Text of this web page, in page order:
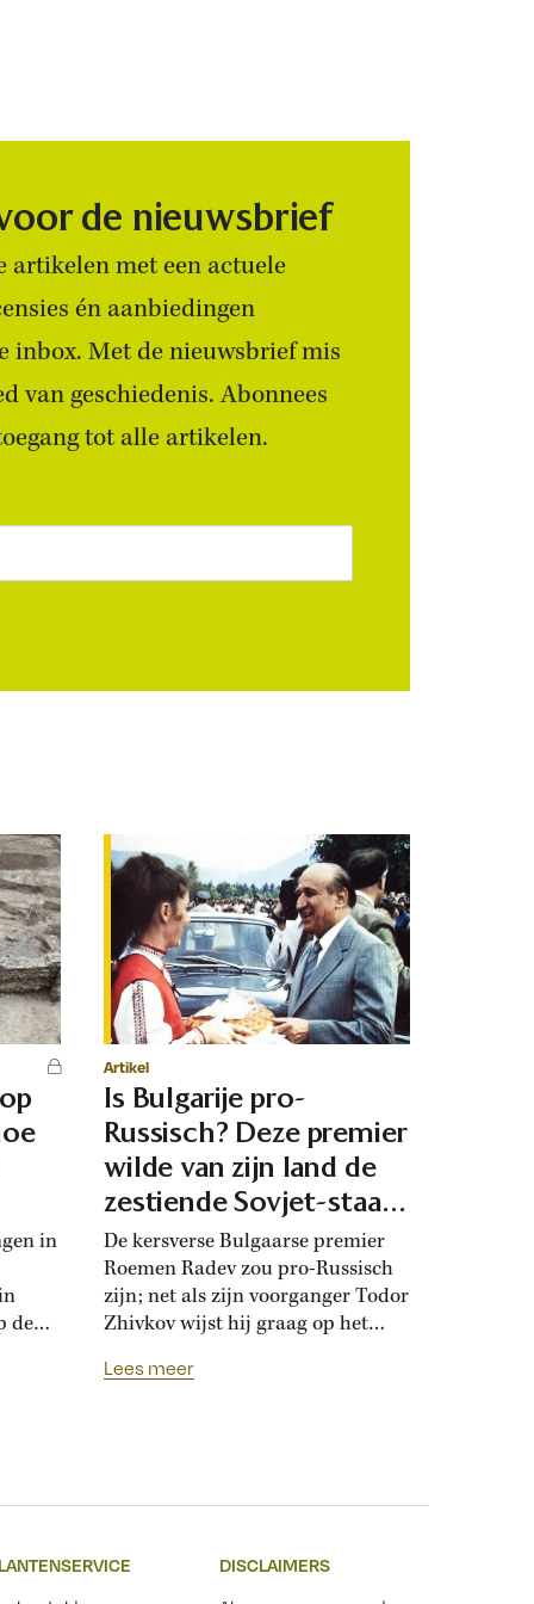
de nieuwsbrief
artikelen met een actuele
én aanbiedingen
inbox. Met de nieuwsbrief mis
van geschiedenis. Abonnees
tot alle artikelen.
in
de
Artikel
Is Bulgarije pro-
Russisch? Deze premier
wilde van zijn land de
zestiende Sovjet-staat
maken
De kersverse Bulgaarse premier
Roemen Radev zou pro-Russisch
zijn; net als zijn voorganger Todor
Zhivkov wijst hij graag op het
1878. Die vroegere premier was zo
Lees meer
DISCLAIMERS